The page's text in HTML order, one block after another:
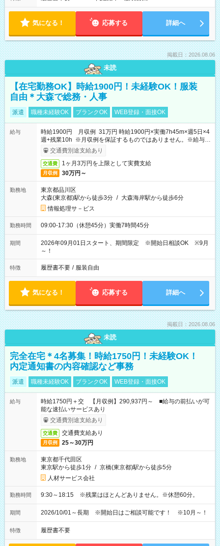
気になる！ 応募する 詳細へ
掲載日：2026.08.06
未読
【在宅勤務OK】時給1900円！未経験OK！服装
自由＊大森で総務・人事
派遣 職種未経験OK ブランクOK WEB登録・面接OK
給与
時給1900円 月収例 31万円 時給1900円×実働7h45m×週5日×4
週+残業10h ※月収例を保証するものではありません。※給与即
受取りサービス利用可（利用条件有）
交通費別途支給あり
交通費 1ヶ月3万円を上限として実費支給
月収例 30万円～
勤務地
東京都品川区
大森(東京都)駅から徒歩3分 / 大森海岸駅から徒歩6分
情報処理サ－ビス
勤務時間 09:00-17:30（休憩45分）実働7時間45分
期間
2026年09月01日スタート、期間限定 ※開始日相談OK ※9月
～！
特徴 履歴書不要 / 服装自由
気になる！ 応募する 詳細へ
掲載日：2026.08.06
未読
完全在宅＊4名募集！時給1750円！未経験OK！
内定通知書の内容確認など事務
派遣 職種未経験OK ブランクOK WEB登録・面接OK
給与
時給1750円＋交 【月収例】290,937円～ ■給与の前払いが可
能な速払いサービスあり
交通費別途支給あり
交通費 交通費支給あり
月収例 25～30万円
勤務地
東京都千代田区
東京駅から徒歩1分 / 京橋(東京都)駅から徒歩5分
人材サービス会社
勤務時間 9:30～18:15 ※残業はほとんどありません。※休憩60分。
期間 2026/10/01～長期 ※開始日はご相談可能です！ ※10月～！
特徴 履歴書不要